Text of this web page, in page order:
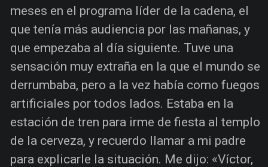
meses en el programa líder de la cadena, el
que tenía más audiencia por las mañanas, y
que empezaba al día siguiente. Tuve una
sensación muy extraña en la que el mundo se
derrumbaba, pero a la vez había como fuegos
artificiales por todos lados. Estaba en la
estación de tren para irme de fiesta al templo
de la cerveza, y recuerdo llamar a mi padre
para explicarle la situación. Me dijo: «Víctor,